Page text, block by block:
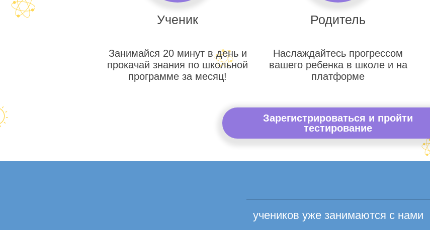
Ученик
Занимайся 20 минут в день и
прокачай знания по школьной
программе за месяц!
Родитель
Наслаждайтесь прогрессом
вашего ребенка в школе и на
платформе
Зарегистрироваться и пройти
тестирование
учеников уже занимаются с нами